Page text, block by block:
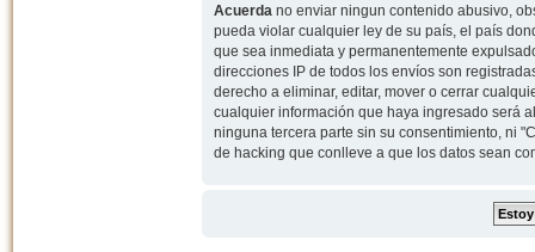
Acuerdano enviar ningun contenido abusivo,
pueda violar cualquier ley de su país, el país
que sea inmediata y permanentemente
direcciones IP de todos los envíos son
derecho a eliminar, editar, mover o cerrar
cualquier información que haya ingresado será
ninguna tercera parte sin su consentimiento, ni
de hacking que conlleve a que los datos sean